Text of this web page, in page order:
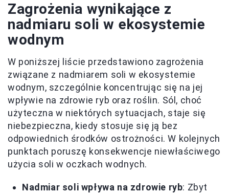
Zagrożenia wynikające z
nadmiaru soli w ekosystemie
wodnym
W poniższej liście przedstawiono zagrożenia
związane z nadmiarem soli w ekosystemie
wodnym, szczególnie koncentrując się na jej
wpływie na zdrowie ryb oraz roślin. Sól, choć
użyteczna w niektórych sytuacjach, staje się
niebezpieczna, kiedy stosuje się ją bez
odpowiednich środków ostrożności. W kolejnych
punktach poruszę konsekwencje niewłaściwego
użycia soli w oczkach wodnych.
Nadmiar soli wpływa na zdrowie ryb: Zbyt